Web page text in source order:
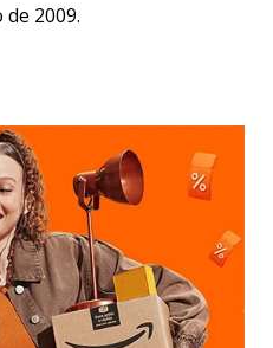
2009.